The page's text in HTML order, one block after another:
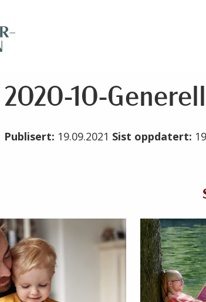
2020-10-
Publisert: 19.09.2021 Sist oppdatert: